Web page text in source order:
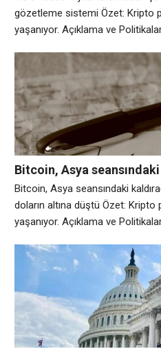
gözetleme sistemi Özet: Kripto
yaşanıyor. Açıklama ve
Gazetecileri katı bir dizi yayın
yayınlarının bütünlüğünü,
olmasını sağlamayı amaçlayan
CoinDesk, piyasa altyapısı
Bitcoin, Asya
dalgalanmasıyla 63.000
Bitcoin, Asya seansındaki
doların altına düştü Özet:
yaşanıyor. Açıklama ve
Gazetecileri katı bir dizi yayın
yayınlarının bütünlüğünü,
olmasını sağlamayı
CoinDesk, piyasa altyapısı ve